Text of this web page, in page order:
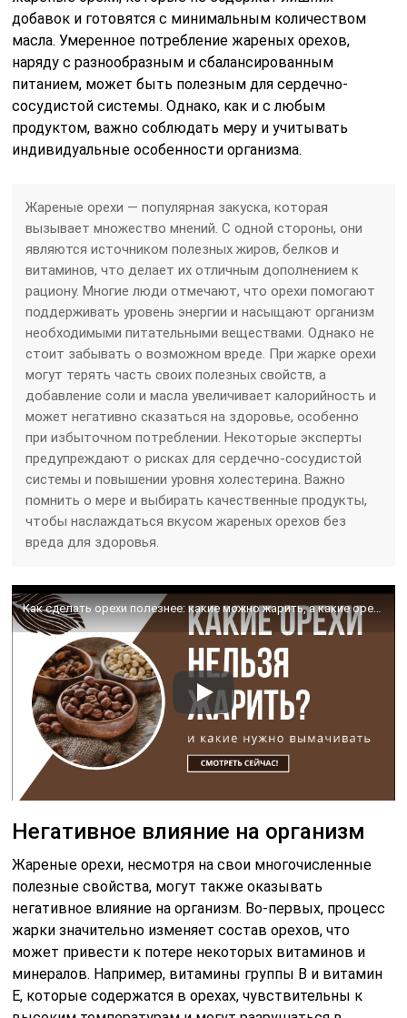
добавок и готовятся с минимальным количеством
масла. Умеренное потребление жареных орехов,
наряду с разнообразным и сбалансированным
питанием, может быть полезным для сердечно-
сосудистой системы. Однако, как и с любым
продуктом, важно соблюдать меру и учитывать
индивидуальные особенности организма.
Жареные орехи — популярная закуска, которая
вызывает множество мнений. С одной стороны, они
являются источником полезных жиров, белков и
витаминов, что делает их отличным дополнением к
рациону. Многие люди отмечают, что орехи помогают
поддерживать уровень энергии и насыщают организм
необходимыми питательными веществами. Однако не
стоит забывать о возможном вреде. При жарке орехи
могут терять часть своих полезных свойств, а
добавление соли и масла увеличивает калорийность и
может негативно сказаться на здоровье, особенно
при избыточном потреблении. Некоторые эксперты
предупреждают о рисках для сердечно-сосудистой
системы и повышении уровня холестерина. Важно
помнить о мере и выбирать качественные продукты,
чтобы наслаждаться вкусом жареных орехов без
вреда для здоровья.
Негативное влияние на организм
Жареные орехи, несмотря на свои многочисленные
полезные свойства, могут также оказывать
негативное влияние на организм. Во-первых, процесс
жарки значительно изменяет состав орехов, что
может привести к потере некоторых витаминов и
минералов. Например, витамины группы B и витамин
E, которые содержатся в орехах, чувствительны к